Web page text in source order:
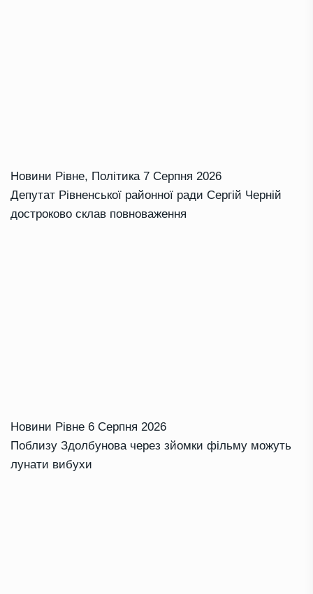
Новини Рівне, Політика 7 Серпня 2026
Депутат Рівненської районної ради Сергій Черній
достроково склав повноваження
Новини Рівне 6 Серпня 2026
Поблизу Здолбунова через зйомки фільму можуть
лунати вибухи